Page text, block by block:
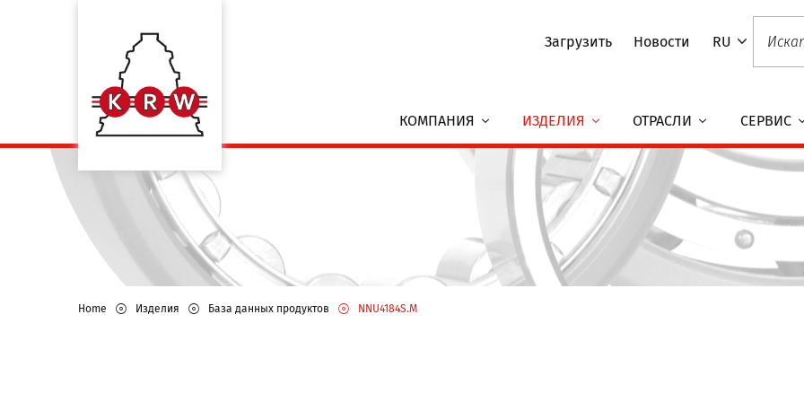
Загрузить Новости RU
КОМПАНИЯ ИЗДЕЛИЯ ОТРАСЛИ СЕРВИС
Home Изделия База данных продуктов NNU4184S.M